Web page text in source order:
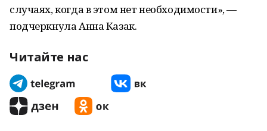
случаях, когда в этом нет необходимости», —
подчеркнула Анна Казак.
Читайте нас